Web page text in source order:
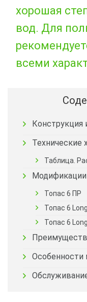
хорошая
вод. Для
всеми
Конструкция
Технические
Таблица.
Модификации
Топас 6 ПР
Топас 6 Long
Топас 6
Особенности